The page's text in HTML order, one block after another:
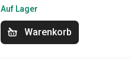
Auf Lager
Warenkorb